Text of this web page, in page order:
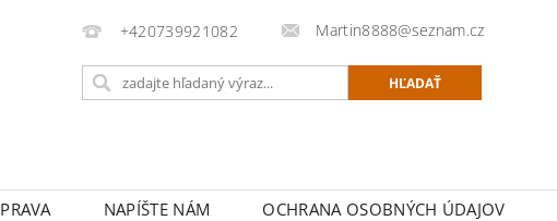
+420739921082 Martin8888@seznam.cz
NAPÍŠTE NÁM OCHRANA OSOBNÝCH ÚDAJOV